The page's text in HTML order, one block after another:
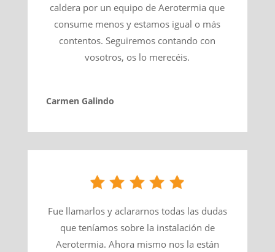
caldera por un equipo de Aerotermia que
consume menos y estamos igual o más
contentos. Seguiremos contando con
vosotros, os lo merecéis.
Carmen Galindo
Fue llamarlos y aclararnos todas las dudas
que teníamos sobre la instalación de
Aerotermia. Ahora mismo nos la están